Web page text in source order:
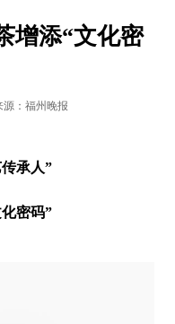
增添“文化密
源：福州晚报
承人”
密码”